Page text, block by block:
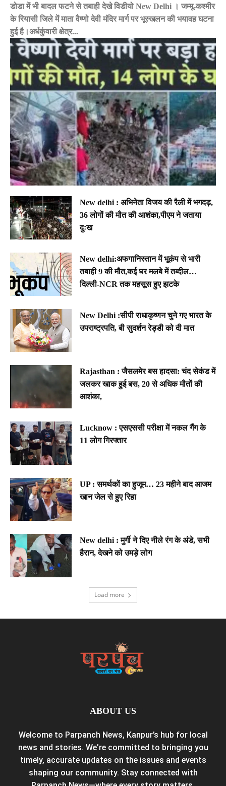
डोडा में भी बादल फटने से तबाही देखे विडीयो New Delhi । जम्मू-कश्मीर
के रियासी जिले में माता वैष्णो देवी मंदिर मार्ग पर भूस्खलन की भयावह घटना
हुई है।अर्धकुंवारी क्षेत्र...
New delhi : अभिनेता विजय की रैली में भगदड़,
36 लोगों की मौत की आशंका,पीएम ने जताया
दुःख
New delhi:अफगानिस्तान में भूकंप से भारी
तबाही 9 की मौत,कई घर मलबे में तब्दील…
दिल्ली-NCR तक महसूस हुए झटके
New Delhi :सीपी राधाकृष्णन चुने गए भारत के
उपराष्ट्रपति, बी सुदर्शन रेड्डी को दी मात
Rajasthan : जैसलमेर बस हादसा: चंद सेकंड में
जलकर खाक हुई बस, 20 से अधिक मौतों की
आशंका,
Lucknow : एसएससी परीक्षा में नकल गैंग के
11 लोग गिरफ्तार
UP : समर्थकों का हुजूम… 23 महीने बाद आजम
खान जेल से हुए रिहा
New delhi : मुर्गी ने दिए नीले रंग के अंडे, सभी
हैरान, देखने को उमड़े लोग
Load more
ABOUT US
Welcome to Parpanch News, Kanpur’s hub for local
news and stories. We’re committed to bringing you
timely, accurate updates on the issues and events
shaping our community. Stay connected with